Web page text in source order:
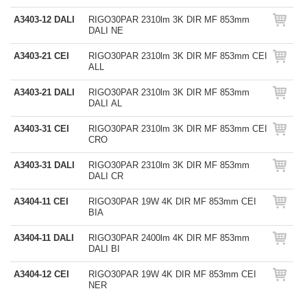
A3403-12 DALI
RIGO30PAR 2310lm 3K DIR MF 853mm
DALI NE
A3403-21 CEI
RIGO30PAR 2310lm 3K DIR MF 853mm CEI
ALL
A3403-21 DALI
RIGO30PAR 2310lm 3K DIR MF 853mm
DALI AL
A3403-31 CEI
RIGO30PAR 2310lm 3K DIR MF 853mm CEI
CRO
A3403-31 DALI
RIGO30PAR 2310lm 3K DIR MF 853mm
DALI CR
A3404-11 CEI
RIGO30PAR 19W 4K DIR MF 853mm CEI
BIA
A3404-11 DALI
RIGO30PAR 2400lm 4K DIR MF 853mm
DALI BI
A3404-12 CEI
RIGO30PAR 19W 4K DIR MF 853mm CEI
NER